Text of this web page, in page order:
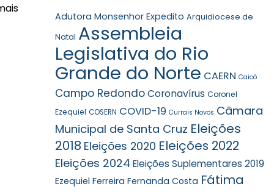
Adutora Monsenhor Expedito Arquidiocese de
Natal Assembleia
Legislativa do Rio
Grande do Norte CAERN Caicó
Campo Redondo Coronavírus Coronel
Ezequiel COSERN COVID-19 Currais Novos Câmara
Municipal de Santa Cruz Eleições
2018 Eleições 2020 Eleições 2022
Eleições 2024 Eleições Suplementares 2019
Ezequiel Ferreira Fernanda Costa Fátima